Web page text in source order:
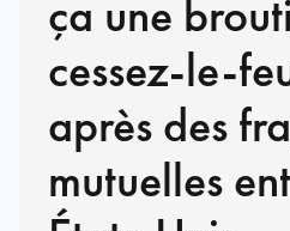
ça une
cessez-le-
après des
mutuelles